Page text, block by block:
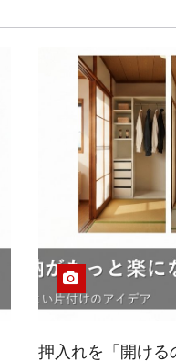
押入れを「開ける